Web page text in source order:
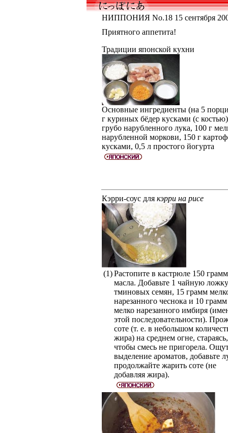
НИППОНИЯ No.18 15 сентября
Приятного аппетита!
Традиции японской кухни
Основные ингредиенты (на 5
г куриных бёдер кусками (с
грубо нарубленного лука, 100 г
нарубленной моркови, 150 г
кусками, 0,5 л простого йогурта
Кэрри-соус для кэрри на рисе
(1) Растопите в кастрюле 150 грамм
масла. Добавьте 1 чайную ложку
тминовых семян, 15 грамм
нарезанного чеснока и 10 грамм
мелко нарезанного имбиря
этой последовательности).
соте (т. е. в небольшом
жира) на среднем огне, стараясь,
чтобы смесь не пригорела.
выделение ароматов, добавьте
продолжайте жарить соте (не
добавляя жира).